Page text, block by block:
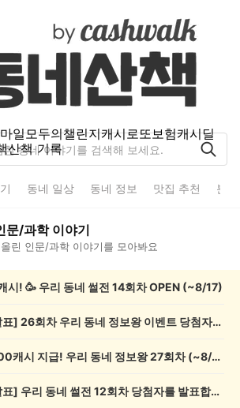
일모두의챌린지캐시로또보험캐시딜
산책 기록
동네 일상 동네 정보 맛집 추천 분
문/과학이야기
린 인문/과학 이야기를 모아봐요
시! 🥳 우리 동네 썰전 14회차 OPEN (~8/17)
💰[당첨자 발표] 26회차 우리 동네 정보왕 이벤트 당첨자를 발표합니다!
💸 전원 2,000캐시 지급! 우리 동네 정보왕 27회차 (~8/10)
💰[당첨자 발표] 우리 동네 썰전 12회차 당첨자를 발표합니다!